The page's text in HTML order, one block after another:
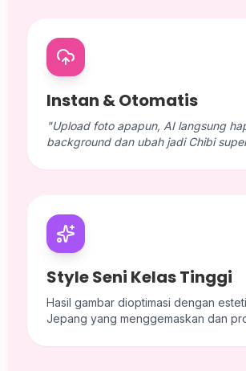
Instan & Otomatis
"Upload foto apapun, AI langsung
background dan ubah jadi Chibi
Style Seni Kelas Tinggi
Hasil gambar dioptimasi dengan
Jepang yang menggemaskan dan